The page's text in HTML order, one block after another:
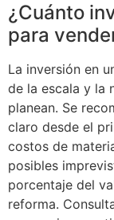
¿Cuánto
para
La inversión en
de la escala y la
planean. Se
claro desde el
costos de
posibles
porcentaje del
reforma.